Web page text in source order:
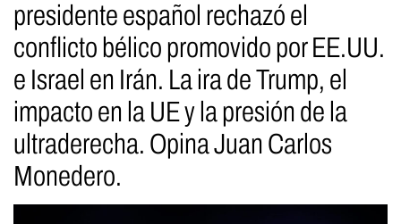
presidente español rechazó el
conflicto bélico promovido por EE.UU.
e Israel en Irán. La ira de Trump, el
impacto en la UE y la presión de la
ultraderecha. Opina Juan Carlos
Monedero.